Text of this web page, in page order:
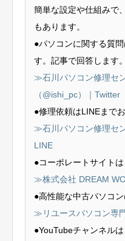
簡単な設定や仕組みで
もあります。
●パソコンに関する質
す。記事で回答します。
≫石川パソコン修理セ
（@ishi_pc）｜Twitter
●修理依頼はLINEまで
≫石川パソコン修理セ
LINE
●コーポレートサイトは
≫株式会社 DREAM
●高性能な中古パソコン
≫リユースパソコン専
●YouTubeチャンネルは